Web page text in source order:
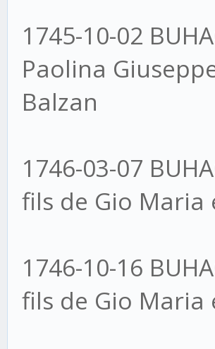
1745-10-02
Paolina
Balzan
1746-03-07
fils de Gio Maria
1746-10-16
fils de Gio Maria